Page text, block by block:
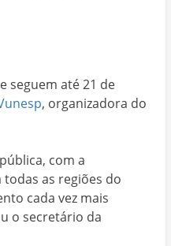
seguem até 21 de
, organizadora do
com a
as regiões do
cada vez mais
o secretário da